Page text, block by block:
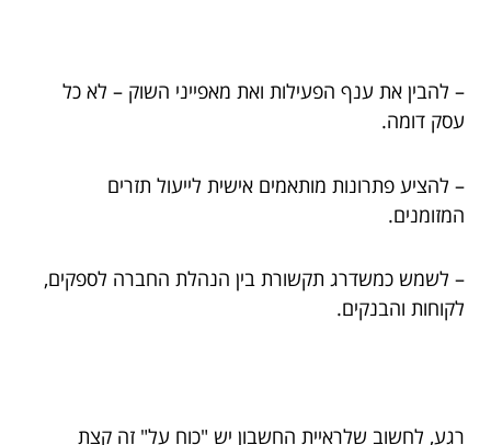
– להבין את ענף הפעילות ואת מאפייני השוק – לא כל
עסק דומה.
– להציע פתרונות מותאמים אישית לייעול תזרים
המזומנים.
– לשמש כמשדרג תקשורת בין הנהלת החברה לספקים,
לקוחות והבנקים.
רגע, לחשוב שלראיית החשבון יש "כוח על" זה קצת